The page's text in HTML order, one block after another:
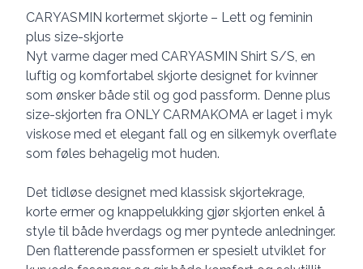
Description
CARYASMIN kortermet skjorte – Lett og feminin
plus size-skjorte
Nyt varme dager med CARYASMIN Shirt S/S, en
luftig og komfortabel skjorte designet for kvinner
som ønsker både stil og god passform. Denne plus
size-skjorten fra ONLY CARMAKOMA er laget i myk
viskose med et elegant fall og en silkemyk overflate
som føles behagelig mot huden.
Det tidløse designet med klassisk skjortekrage,
korte ermer og knappelukking gjør skjorten enkel å
style til både hverdags og mer pyntede anledninger.
Den flatterende passformen er spesielt utviklet for